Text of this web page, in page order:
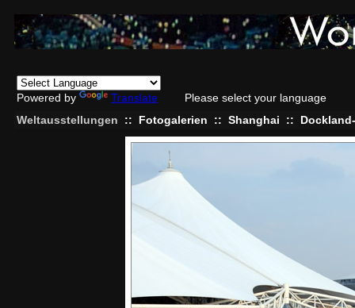
Powered by Translate
Please select your language
Weltausstellungen
:: Fotogalerien :: Shanghai ::